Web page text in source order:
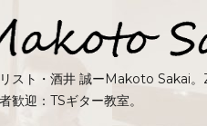
スト・酒井 誠ーMakoto
歓迎：TSギター教室。